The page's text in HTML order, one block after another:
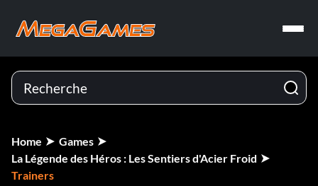
Home
Games
La Légende des Héros : Les Sentiers d'Acier Froid
Trainers